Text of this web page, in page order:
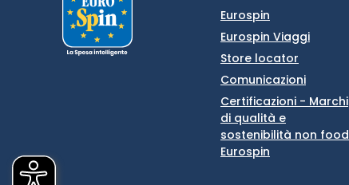
Eurospin
Eurospin Viaggi
Store locator
Comunicazioni
Certificazioni - Marchi
di qualità e
sostenibilità non food
Eurospin